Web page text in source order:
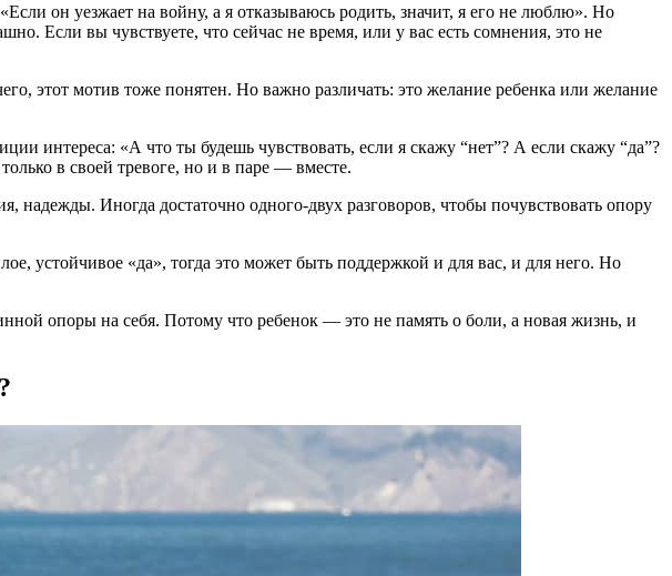
он уезжает на войну, а я отказываюсь родить, значит, я его не люблю». Но
Если вы чувствуете, что сейчас не время, или у вас есть сомнения, это не
этот мотив тоже понятен. Но важно различать: это желание ребенка или желание
интереса: «А что ты будешь чувствовать, если я скажу “нет”? А если скажу “да”?
в своей тревоге, но и в паре — вместе.
надежды. Иногда достаточно одного-двух разговоров, чтобы почувствовать опору
устойчивое «да», тогда это может быть поддержкой и для вас, и для него. Но
опоры на себя. Потому что ребенок — это не память о боли, а новая жизнь, и